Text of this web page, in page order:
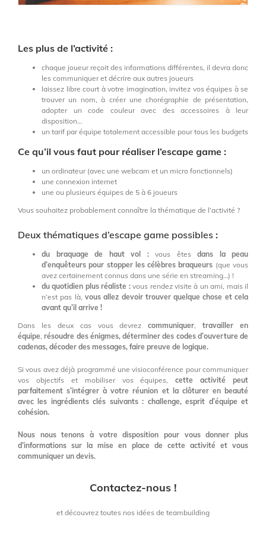
Les plus de l’activité :
chaque joueur reçoit des informations différentes, il devra donc
les communiquer et décrire aux autres joueurs
laissez libre court à votre imagination, invitez vos équipes à se
trouver un nom, à créer une chorégraphie de présentation,
adopter un code couleur avec des accessoires à leur
disposition…
un tarif par équipe totalement accessible pour tous les budgets
Ce qu’il vous faut pour réaliser l’escape game :
un ordinateur (avec une webcam et un micro fonctionnels)
une connexion internet
une ou plusieurs équipes de 5 à 6 joueurs
Vous souhaitez probablement connaître la thématique de l’activité ?
Deux thématiques d’escape game possibles :
du braquage de haut vol : vous êtesdans la peau
d’enquêteurs pour stopper les célèbres braqueurs (que vous
avez certainement connus dans une série en streaming…) !
du quotidien plus réaliste :vous rendez visite à un ami, mais il
n’est pas là, vous allez devoir trouver quelque chose et cela
avant qu’il arrive !
Dans les deux cas vous devrezcommuniquer,travailler en
équipe,résoudre des énigmes, déterminer des codes d’ouverture de
cadenas, décoder des messages, faire preuve de logique.
Si vous avez déjà programmé une visioconférence pour communiquer
vos objectifs et mobiliser vos équipes,cette activité peut
parfaitement s’intégrer à votre réunion et la clôturer en beauté
avec les ingrédients clés suivants : challenge, esprit d’équipe et
cohésion.
Nous nous tenons à votre disposition pour vous donner plus
d’informations sur la mise en place de cette activité et vous
communiquer un devis.
Contactez-nous !
et découvrez toutes nos idées de teambuilding